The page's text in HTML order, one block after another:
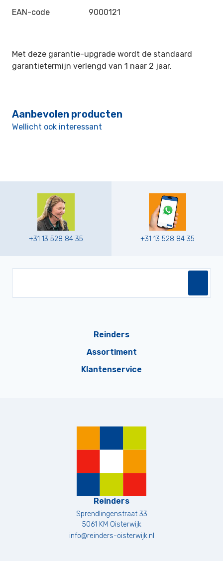
EAN-code
9000121
Met deze garantie-upgrade wordt de standaard
garantietermijn verlengd van 1 naar 2 jaar.
Aanbevolen producten
Wellicht ook interessant
+31 13 528 84 35 +31 13 528 84 35
Reinders
Assortiment
Klantenservice
Reinders
Sprendlingenstraat 33
5061 KM Oisterwijk
info@reinders-oisterwijk.nl